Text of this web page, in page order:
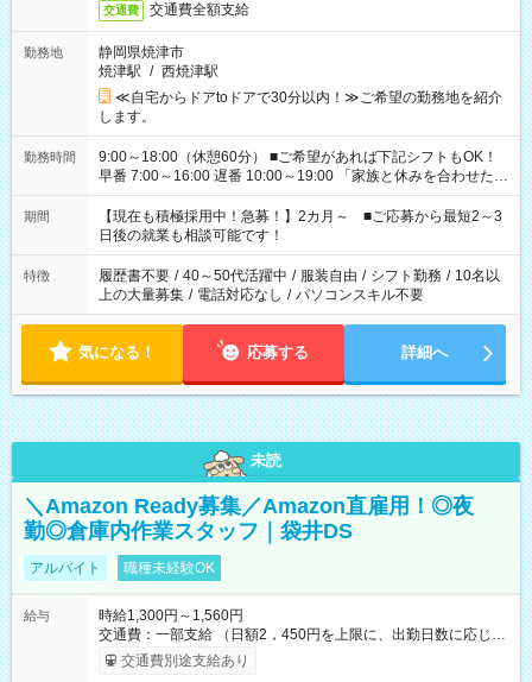
交通費 交通費全額支給
勤務地
静岡県焼津市
焼津駅 / 西焼津駅
≪自宅からドアtoドアで30分以内！≫ご希望の勤務地を紹介
します。
勤務時間
9:00～18:00（休憩60分） ■ご希望があれば下記シフトもOK！
早番 7:00～16:00 遅番 10:00～19:00 「家族と休みを合わせた
い」 「余裕を持って夕飯の準備がしたい」 「できれば残業はし
たくない」 など、ご希望を教えてくださいね。 ※Wワーク希望
の方へ 今ご覧のお仕事で希望する勤務時間と、もう1つのお仕事
の勤務時間。 合計で週40時間を超える場合は応募できません。
期間
【現在も積極採用中！急募！】2カ月～ ■ご応募から最短2～3
日後の就業も相談可能です！
特徴 履歴書不要 / 40～50代活躍中 / 服装自由 / シフト勤務 / 10名以
上の大量募集 / 電話対応なし / パソコンスキル不要
気になる！ 応募する 詳細へ
未読
＼Amazon Ready募集／Amazon直雇用！◎夜
勤◎倉庫内作業スタッフ｜袋井DS
アルバイト 職種未経験OK
給与
時給1,300円～1,560円
交通費：一部支給 （日額2，450円を上限に、出勤日数に応じて
実費支給） ※22:00～翌5:00までは時給25%UP！ ■給与前払い
制度あり ※前払い額の上限あり、手数料無料（Amazon負担）
交通費別途支給あり